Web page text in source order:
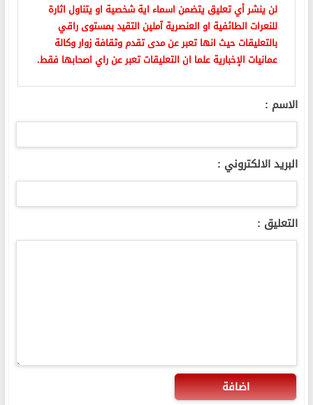
لن ينشر أي تعليق يتضمن اسماء اية شخصية او يتناول اثارة
للنعرات الطائفية او العنصرية آملين التقيد بمستوى راقي
بالتعليقات حيث انها تعبر عن مدى تقدم وثقافة زوار وكالة
عمانيات الإخبارية علما ان التعليقات تعبر عن راي اصحابها فقط.
الاسم :
البريد الالكتروني :
التعليق :
اضافة